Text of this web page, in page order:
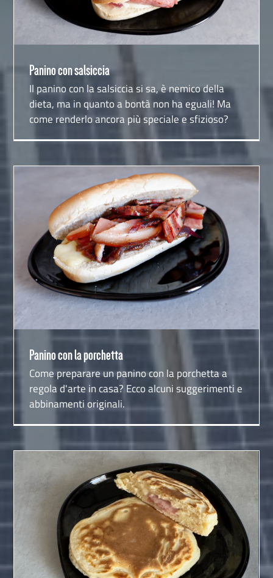
Panino con salsiccia
Il panino con la salsiccia si sa, è nemico della
dieta, ma in quanto a bontà non ha eguali! Ma
come renderlo ancora più speciale e sfizioso?
Panino con la porchetta
Panino con la porchetta
Come preparare un panino con la porchetta a
regola d'arte in casa? Ecco alcuni suggerimenti e
abbinamenti originali.
Pancake salati con prosciutto cotto e formaggio